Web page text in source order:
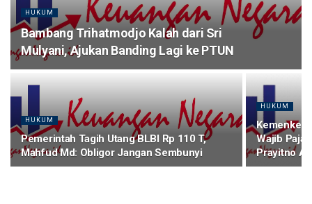
HUKUM
Bambang Trihatmodjo Kalah dari Sri
Mulyani, Ajukan Banding Lagi ke PTUN
HUKUM
Pemerintah Tagih Utang BLBI Rp 110 T,
Mahfud Md: Obligor Jangan Sembunyi
HUKUM
Kemenkeu
Wajib
Prayitno Aji